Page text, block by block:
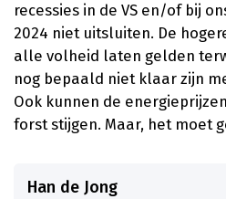
recessies in de VS en/of bij
2024 niet uitsluiten. De
alle volheid laten gelden
nog bepaald niet klaar zijn
Ook kunnen de
forst stijgen. Maar, het moet
Han de Jong